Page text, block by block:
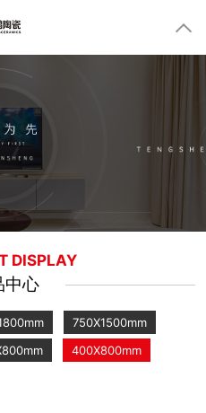
DISPLAY
中心
750X1500mm
400X800mm